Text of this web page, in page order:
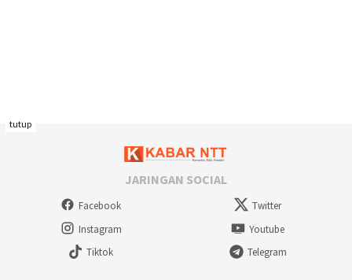
JARINGAN SOCIAL
Facebook
Twitter
Instagram
Youtube
Tiktok
Telegram
tutup